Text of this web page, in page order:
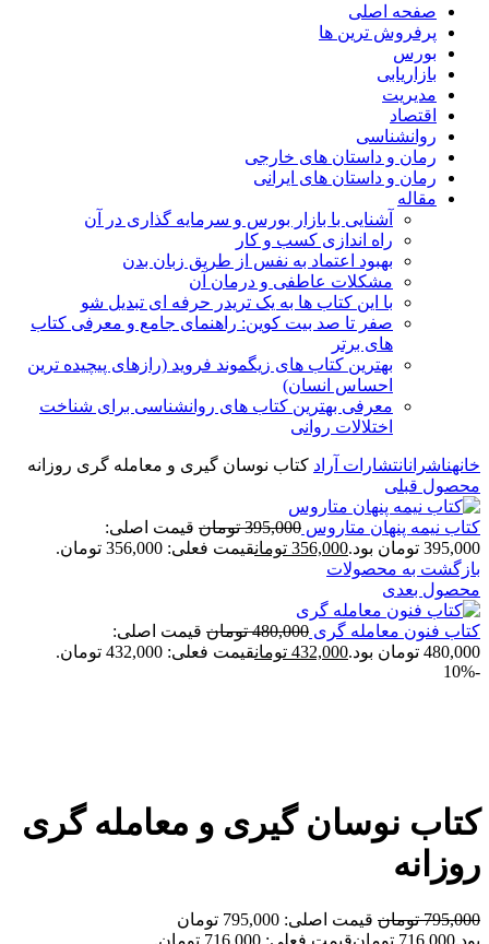
صفحه اصلی
پرفروش ترین ها
بورس
بازاریابی
مدیریت
اقتصاد
روانشناسی
رمان و داستان های خارجی
رمان و داستان های ایرانی
مقاله
آشنایی با بازار بورس و سرمایه گذاری در آن
راه اندازی کسب و کار
بهبود اعتماد به نفس از طریق زبان بدن
مشکلات عاطفی و درمان آن
با این کتاب ها به یک تریدر حرفه ای تبدیل شو
صفر تا صد بیت کوین: راهنمای جامع و معرفی کتاب
های برتر
بهترین کتاب های زیگموند فروید (رازهای پیچیده ترین
احساس انسان)
معرفی بهترین کتاب های روانشناسی برای شناخت
اختلالات روانی
خانهناشرانانتشارات آراد کتاب نوسان گیری و معامله گری روزانه
محصول قبلی
کتاب نیمه پنهان متاروس 395,000 تومان قیمت اصلی:
395,000 تومان بود.
356,000 تومانقیمت فعلی: 356,000 تومان.
بازگشت به محصولات
محصول بعدی
کتاب فنون معامله گری 480,000 تومان قیمت اصلی:
480,000 تومان بود.
432,000 تومانقیمت فعلی: 432,000 تومان.
-10%
کتاب نوسان گیری و معامله گری
روزانه
795,000 تومان
قیمت اصلی: 795,000 تومان
بود.716,000 تومانقیمت فعلی: 716,000 تومان.